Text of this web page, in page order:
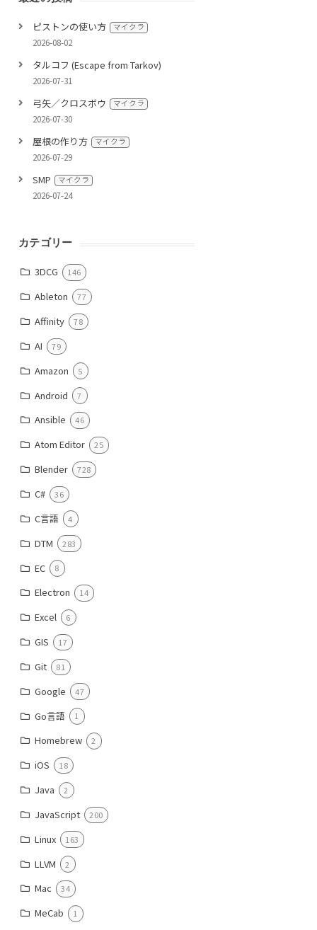
ピストンの使い方 マイクラ
2026-08-02
タルコフ (Escape from Tarkov)
2026-07-31
弓矢／クロスボウ マイクラ
2026-07-30
屋根の作り方 マイクラ
2026-07-29
SMP マイクラ
2026-07-24
カテゴリー
3DCG 146
Ableton 77
Affinity 78
AI 79
Amazon 5
Android 7
Ansible 46
Atom Editor 25
Blender 728
C# 36
C言語 4
DTM 283
EC 8
Electron 14
Excel 6
GIS 17
Git 81
Google 47
Go言語 1
Homebrew 2
iOS 18
Java 2
JavaScript 200
Linux 163
LLVM 2
Mac 34
MeCab 1